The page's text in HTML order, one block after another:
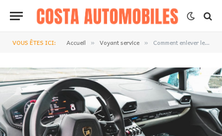
VOUS ÊTES ICI: Accueil » Voyant service » Comment enlever le voyant de service sur la Peugeot 208 ?